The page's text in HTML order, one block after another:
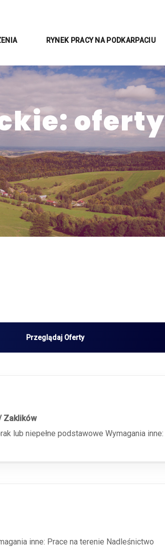
RYNEK PRACY NA PODKARPACIU
oferty
Zaklików
lub niepełne podstawowe Wymagania inne:
inne: Prace na terenie Nadleśnictwo